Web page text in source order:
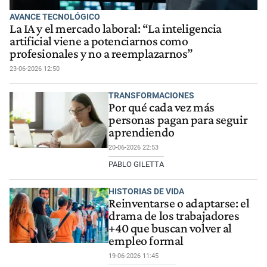
AVANCE TECNOLÓGICO
La IA y el mercado laboral: “La inteligencia
artificial viene a potenciarnos como
profesionales y no a reemplazarnos”
23-06-2026 12:50
TRANSFORMACIONES
Por qué cada vez más
personas pagan para seguir
aprendiendo
20-06-2026 22:53
PABLO GILETTA
HISTORIAS DE VIDA
Reinventarse o adaptarse: el
drama de los trabajadores
+40 que buscan volver al
empleo formal
19-06-2026 11:45